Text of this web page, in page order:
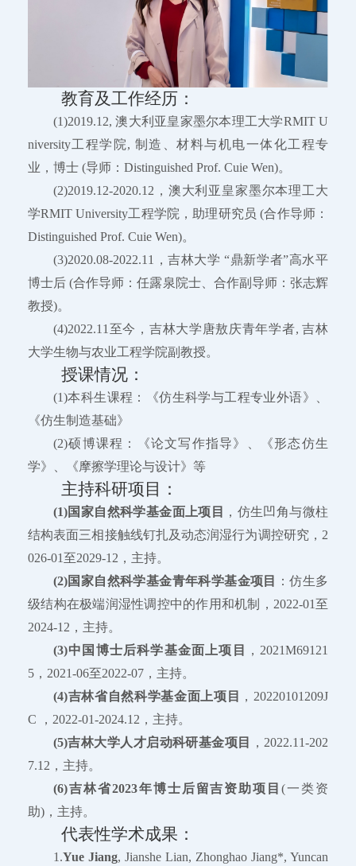
教育及工作经历：
(1)2019.12, 澳大利亚皇家墨尔本理工大学RMIT U
niversity工程学院, 制造、材料与机电一体化工程专
业，博士 (导师：Distinguished Prof. Cuie Wen)。
(2)2019.12-2020.12，澳大利亚皇家墨尔本理工大
学RMIT University工程学院，助理研究员 (合作导师：
Distinguished Prof. Cuie Wen)。
(3)2020.08-2022.11，吉林大学 “鼎新学者”高水平
博士后 (合作导师：任露泉院士、合作副导师：张志辉
教授)。
(4)2022.11至今，吉林大学唐敖庆青年学者, 吉林
大学生物与农业工程学院副教授。
授课情况：
(1)本科生课程：《仿生科学与工程专业外语》、
《仿生制造基础》
(2)硕博课程：《论文写作指导》、《形态仿生
学》、《摩擦学理论与设计》等
主持科研项目：
(1)国家自然科学基金面上项目
，仿生凹角与微柱
结构表面三相接触线钉扎及动态润湿行为调控研究，2
026-01至2029-12，主持。
(2)国家自然科学基金青年科学基金项目
：仿生多
级结构在极端润湿性调控中的作用和机制，2022-01至
2024-12，主持。
(3)中国博士后科学基金面上项目
，2021M69121
5，2021-06至2022-07，主持。
(4)吉林省自然科学基金面上项目
，20220101209J
C ，2022-01-2024.12，主持。
(5)吉林大学人才启动科研基金项目
，2022.11-202
7.12，主持。
(6)吉林省2023年博士后留吉资助项目(一类资
助)，主持。
代表性学术成果：
1.Yue Jiang, Jianshe Lian, Zhonghao Jiang*, Yuncan